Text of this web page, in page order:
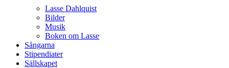
Lasse Dahlquist
Bilder
Musik
Boken om Lasse
Sångarna
Stipendiater
Sällskapet